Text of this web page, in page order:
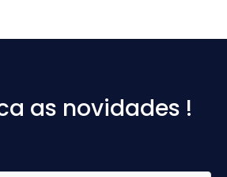
as novidades !